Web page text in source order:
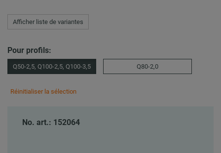
Afficher liste de variantes
Pour profils:
Q50-2,5, Q100-2,5, Q100-3,5 Q80-2,0
Réinitialiser la sélection
No. art.: 152064